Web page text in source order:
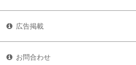
広告掲載
お問合わせ